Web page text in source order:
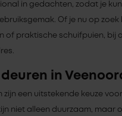
in gedachten, zodat je
Of je nu op zoek
of praktische schuifpuien, bij
in
zijn een uitstekende keuze
niet alleen duurzaam, maar